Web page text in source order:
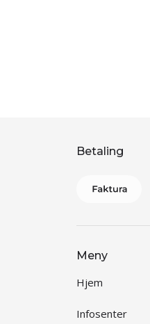
Betaling
Meny
Hjem
Infosenter